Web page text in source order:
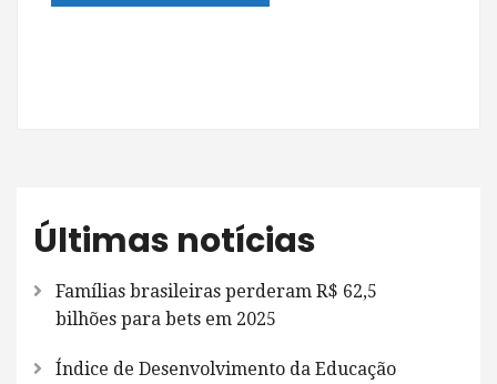
Últimas notícias
Famílias brasileiras perderam R$ 62,5
bilhões para bets em 2025
Índice de Desenvolvimento da Educação